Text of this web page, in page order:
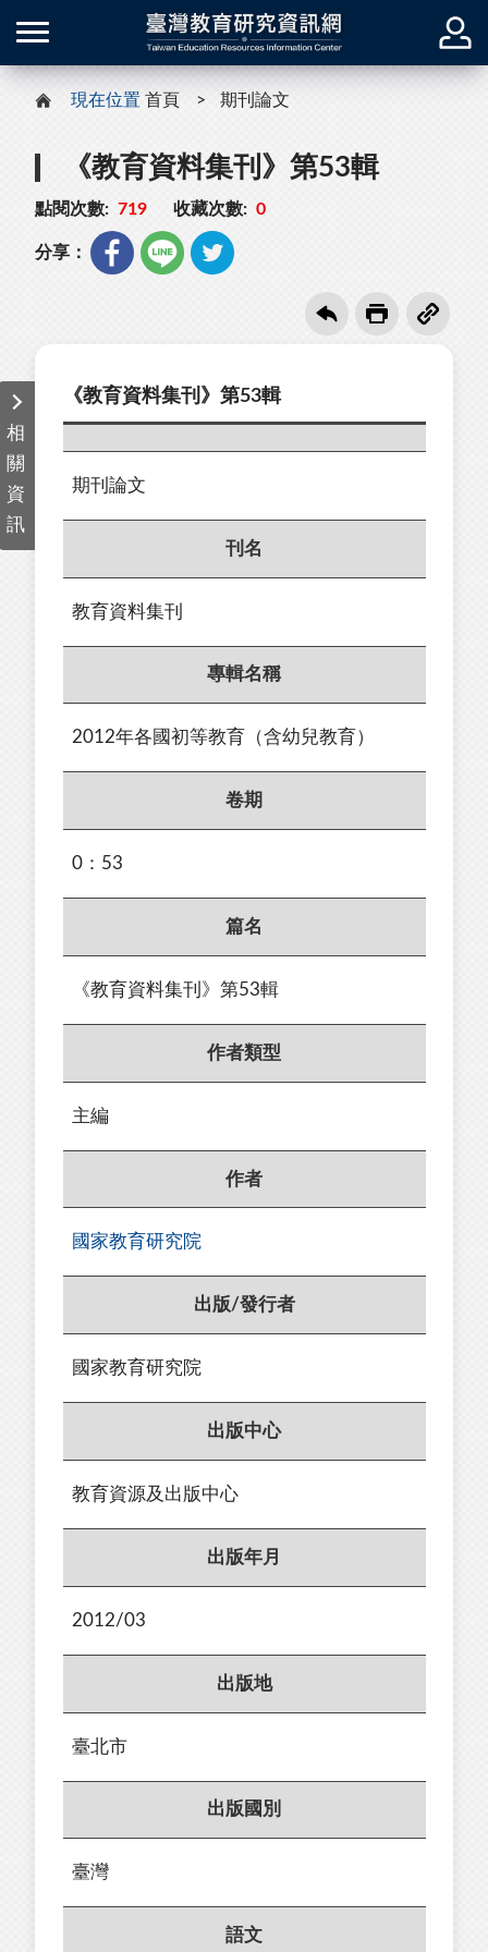
現在位置 首頁 期刊論文
《教育資料集刊》第53輯
點閱次數: 719 收藏次數: 0
分享：
相
關
資
訊
《教育資料集刊》第53輯
期刊論文
刊名
教育資料集刊
專輯名稱
2012年各國初等教育（含幼兒教育）
卷期
0：53
篇名
《教育資料集刊》第53輯
作者類型
主編
作者
國家教育研究院
出版/發行者
國家教育研究院
出版中心
教育資源及出版中心
出版年月
2012/03
出版地
臺北市
出版國別
臺灣
語文